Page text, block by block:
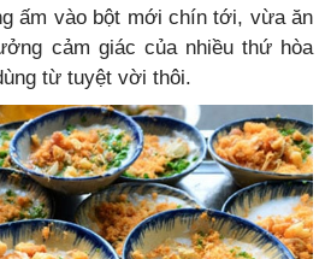
ấm vào bột mới chín tới, vừa ăn
cảm giác của nhiều thứ hòa
từ tuyệt vời thôi.